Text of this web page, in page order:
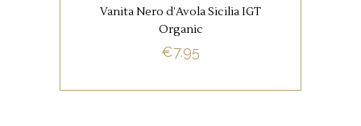
BUY NOW
Vanita Nero d’Avola Sicilia IGT
Organic
€7.95